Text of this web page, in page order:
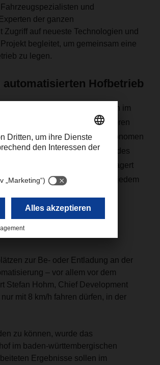
und
der ganzen
auf neueste Technologien und
begleitet, um gemeinsam eine
zu legen.
Hofbetrieb
sicher und wirtschaftlich im
hochentwickelter Sensoren
müsste. Operieren die autonomen
Sensorsysteme außerhalb des
Sicherheitskonzept verlagert
können die Investitionen in jedem
und gleichzeitig sicherer
Dr. Christian Brenneke,
zur Be- oder Entladung an der
– vor allem vor dem
Stefan Hohm, Chief Development
mit 8 km/h fahren dürfen, in der
zu können, wurde das
im baden-württembergischen
Ergebnisse sollen im